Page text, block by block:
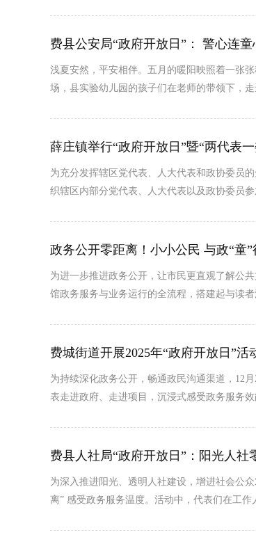
费县公安局“政府开放日”： 警心连
浅夏安然，平安相伴。五月的暖阳映照着一张
场，县实验幼儿园的孩子们在老师的带领下，
薛庄镇举行“政府开放日”暨“两代表
为充分发挥辖区党代表、人大代表和政协委员
织辖区内部分党代表、人大代表以及政协委员
政务公开零距离！小小公民 与政“
为进一步推进政务公开，让市民更直观了解公
馆政务服务与业务运行的全流程，搭建起与读
费城街道开展2025年“政府开放日”活
为持续深化政务公开，畅通政民沟通渠道，12
表走进政府、走进项目，沉浸式感受政务服务
费县人社局“政府开放日”：阳光人社
为深入推进阳光、透明人社建设，增进社会公
离” 感受政务服务温度。活动中，代表们在工